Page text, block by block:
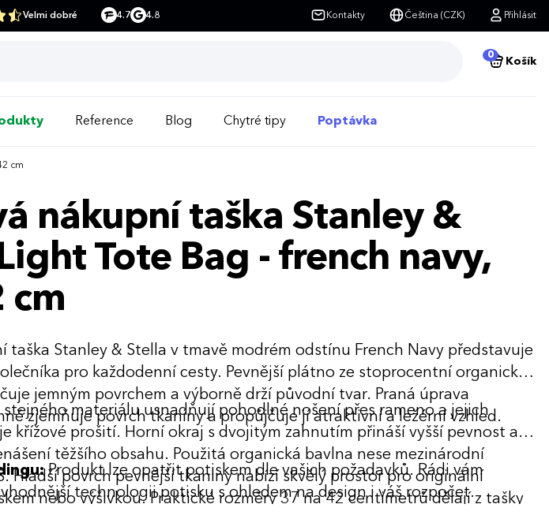
Velmi dobré 4.7 4.8 Kontakty Čeština (CZK) Přihlásit
0
Košík
Reference Blog Chytré tipy Poptávka
cm
nákupní taška Stanley &
Tote Bag - french navy,
cm
taška Stanley & Stella v tmavě modrém odstínu French Navy představuje
pro každodenní cesty. Pevnější plátno ze stoprocentní organické
jemným povrchem a výborně drží původní tvar. Praná úprava
zjemňuje povrch tkaniny a propůjčuje jí atraktivní a ležérní vzhled.
stejného materiálu usnadňují pohodlné nošení přes rameno a jejich
křížové prošití. Horní okraj s dvojitým zahnutím přináší vyšší pevnost a
těžšího obsahu. Použitá organická bavlna nese mezinárodní
Hladší povrch pevnější tkaniny nabízí skvělý prostor pro originální
nebo výšivkou. Praktické rozměry 37 na 42 centimetrů dělají z tašky
Produkt lze opatřit potiskem dle vašich požadavků. Rádi vám
technologii potisku s ohledem na design i váš rozpočet.